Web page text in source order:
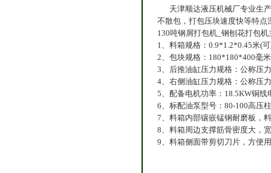
天津顺达液压机械厂专业生
不散包，打包压块速度快等特点
130吨钢屑打包机_钢刨花打包
1、料箱规格：0.9*1.2*0.45米(
2、包块规格：180*180*400毫
3、后推油缸压力规格：公称压
4、右侧油缸压力规格：公称压
5、配备电机功率：18.5KW铜线
6、标配油泵型号：80-100高压
7、料箱内部镶嵌锰钢耐磨板，
8、料箱周边支撑筋骨密度大，
9、料箱侧面带剪切刀片，方便